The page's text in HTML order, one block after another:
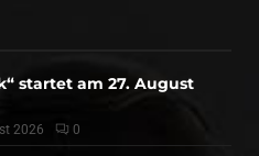
startet am 27. August
2026 0